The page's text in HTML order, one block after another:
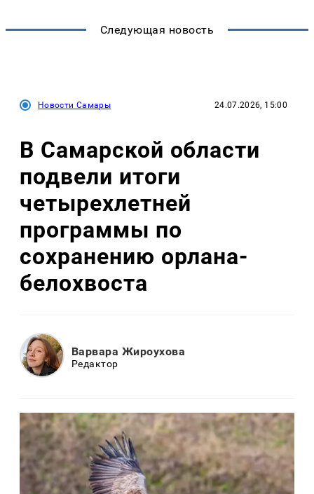
Следующая новость
Новости Самары 24.07.2026, 15:00
В Самарской области
подвели итоги
четырехлетней
программы по
сохранению орлана-
белохвоста
Варвара Жироухова
Редактор